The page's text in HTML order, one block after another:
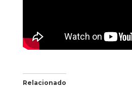
Relacionado